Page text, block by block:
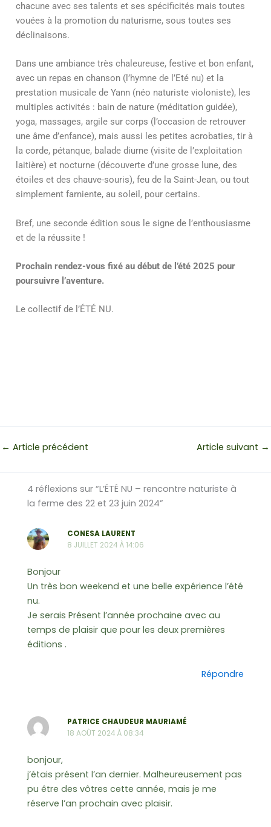
chacune avec ses talents et ses spécificités mais toutes
vouées à la promotion du naturisme, sous toutes ses
déclinaisons.
Dans une ambiance très chaleureuse, festive et bon enfant,
avec un repas en chanson (l’hymne de l’Eté nu) et la
prestation musicale de Yann (néo naturiste violoniste), les
multiples activités : bain de nature (méditation guidée),
yoga, massages, argile sur corps (l’occasion de retrouver
une âme d’enfance), mais aussi les petites acrobaties, tir à
la corde, pétanque, balade diurne (visite de l’exploitation
laitière) et nocturne (découverte d’une grosse lune, des
étoiles et des chauve-souris), feu de la Saint-Jean, ou tout
simplement farniente, au soleil, pour certains.
Bref, une seconde édition sous le signe de l’enthousiasme
et de la réussite !
Prochain rendez-vous fixé au début de l’été 2025 pour
poursuivre l’aventure.
Le collectif de l’ÉTÉ NU.
← Article précédent Article suivant →
4 réflexions sur “L’ÉTÉ NU – rencontre naturiste à
la ferme des 22 et 23 juin 2024”
CONESA LAURENT
8 JUILLET 2024 À 14:06
Bonjour
Un très bon weekend et une belle expérience l’été
nu.
Je serais Présent l’année prochaine avec au
temps de plaisir que pour les deux premières
éditions .
Répondre
PATRICE CHAUDEUR MAURIAMÉ
18 AOÛT 2024 À 08:34
bonjour,
j’étais présent l’an dernier. Malheureusement pas
pu être des vôtres cette année, mais je me
réserve l’an prochain avec plaisir.